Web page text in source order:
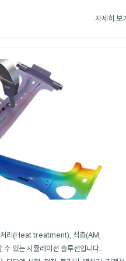
자세히 보
리(Heat treatment), 적층(AM,
있는 시뮬레이션 솔루션입니다.